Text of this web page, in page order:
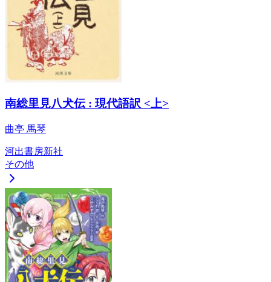
南総里見八犬伝 : 現代語訳 <上>
曲亭 馬琴
河出書房新社
その他